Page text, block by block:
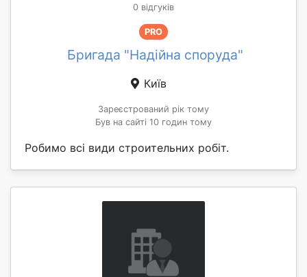
0 відгуків
PRO
Бригада "Надійна споруда"
Київ
Зареєстрований рік тому
Був на сайті 10 годин тому
Робимо всі види строительних робіт.